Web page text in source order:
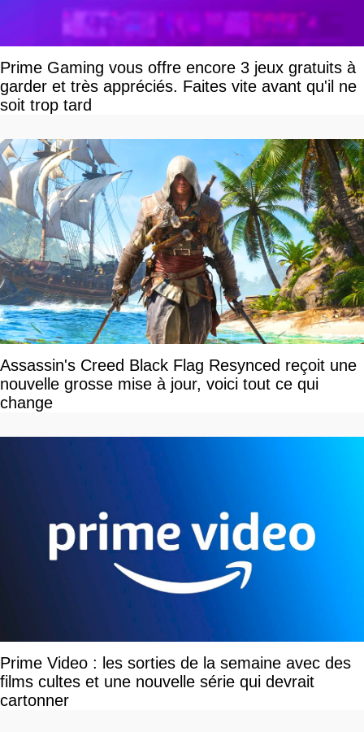
Prime Gaming vous offre encore 3 jeux gratuits à
garder et très appréciés. Faites vite avant qu'il ne
soit trop tard
Assassin's Creed Black Flag Resynced reçoit une
nouvelle grosse mise à jour, voici tout ce qui
change
Prime Video : les sorties de la semaine avec des
films cultes et une nouvelle série qui devrait
cartonner